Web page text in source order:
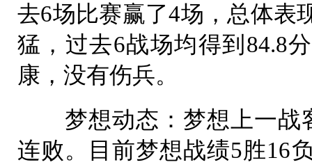
去6场比赛赢了4场，总体表
猛，过去6战场均得到84.8
康，没有伤兵。
梦想动态：梦想上一战
连败。目前梦想战绩5胜16